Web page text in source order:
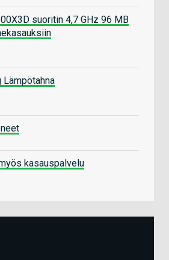
suoritin 4,7 GHz 96 MB
Lämpötahna
kasauspalvelu